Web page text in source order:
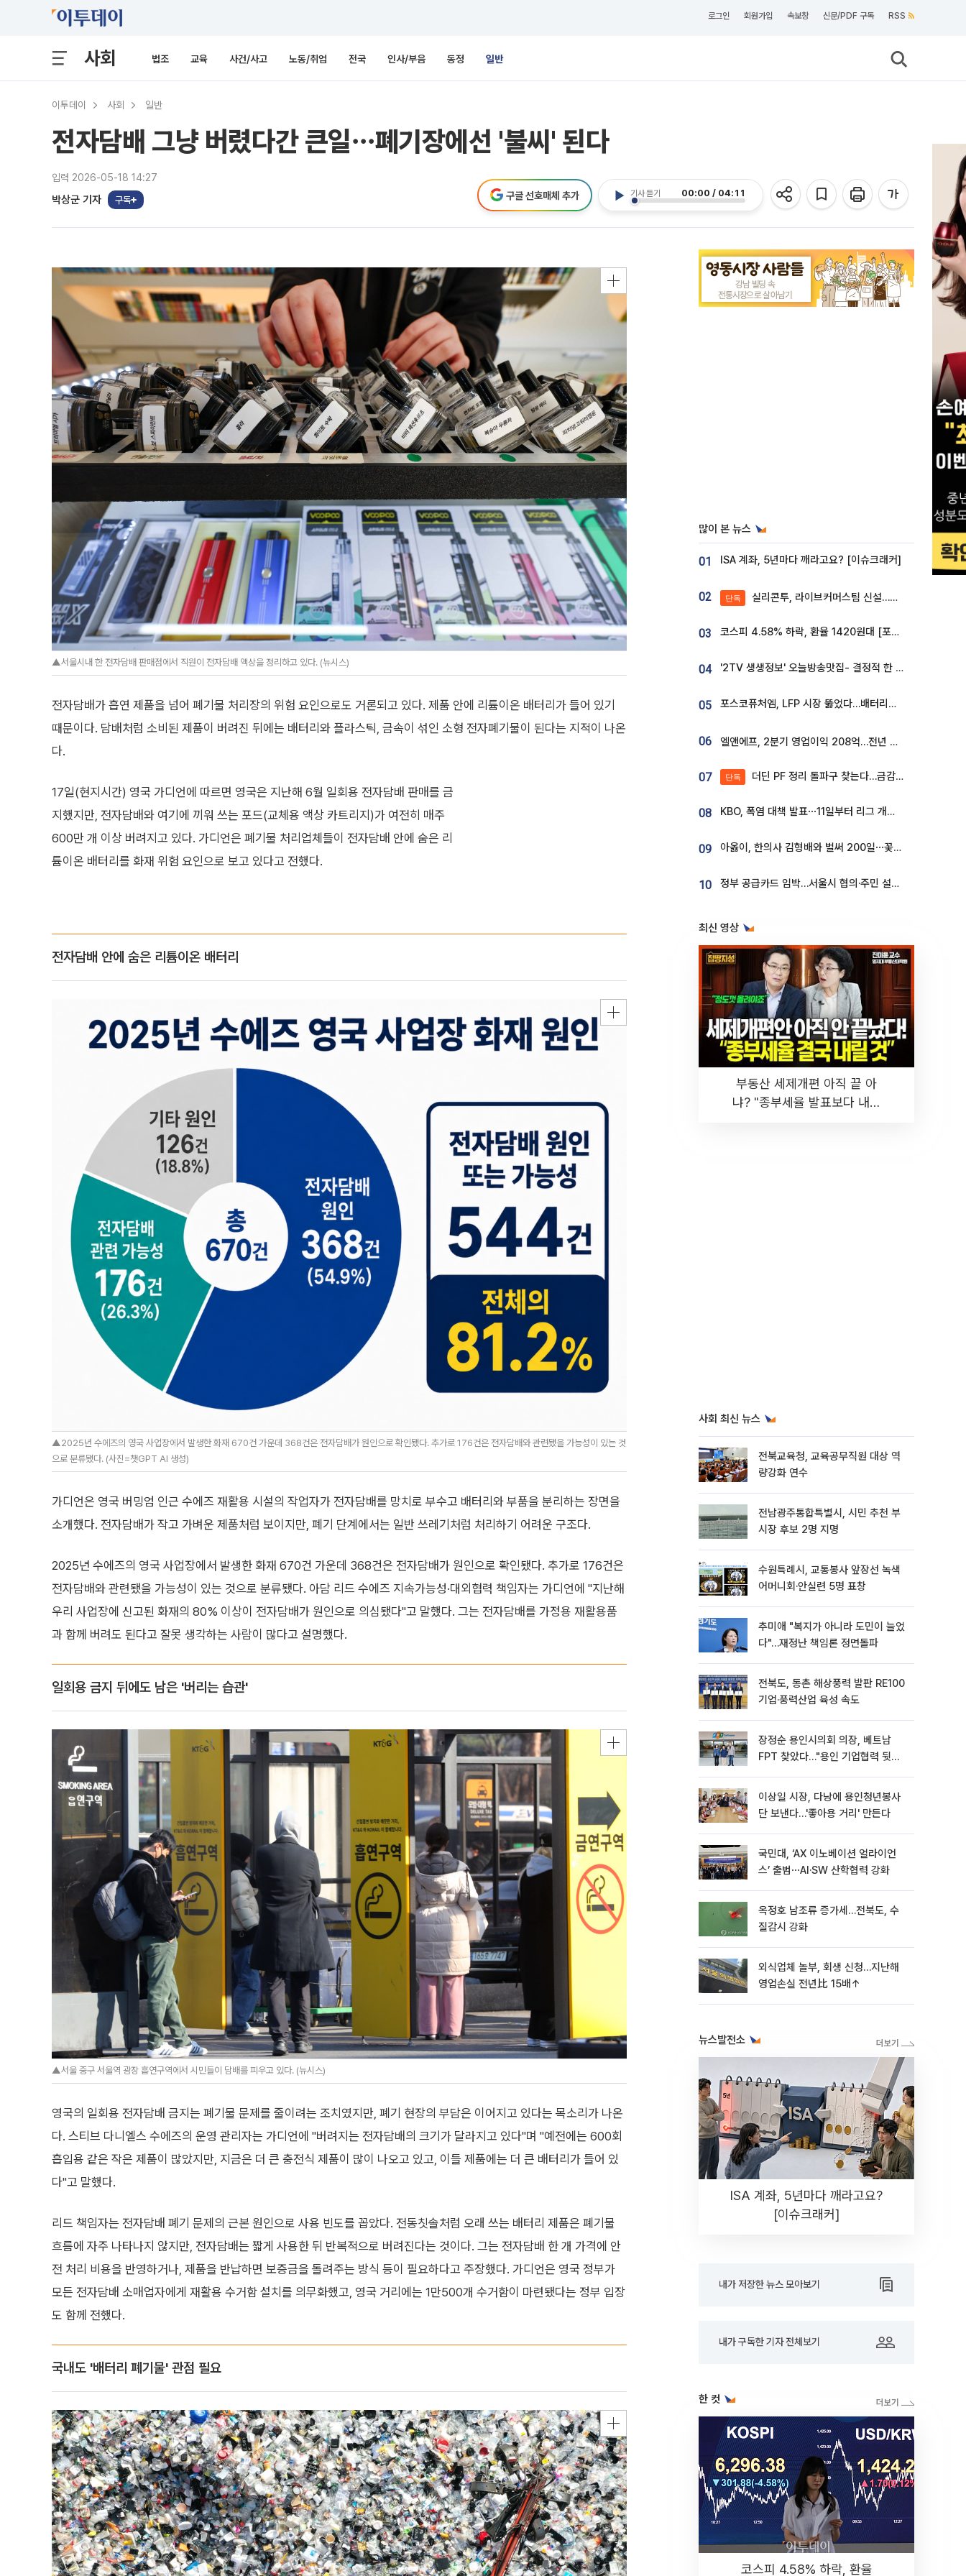
로그인 회원가입 속보창 신문/PDF 구독 RSS
사회 법조 교육 사건/사고 노동/취업 전국 인사/부음 동정 일반
이투데이 사회 일반
전자담배 그냥 버렸다간 큰일⋯폐기장에선 '불씨' 된다
입력 2026-05-18 14:27
박상군 기자 구독
기사 듣기 00:00 / 04:11
구글 선호매체 추가
▲서울시내 한 전자담배 판매점에서 직원이 전자담배 액상을 정리하고 있다. (뉴시스)
전자담배가 흡연 제품을 넘어 폐기물 처리장의 위험 요인으로도 거론되고 있다. 제품 안에 리튬이온 배터리가 들어 있기
때문이다. 담배처럼 소비된 제품이 버려진 뒤에는 배터리와 플라스틱, 금속이 섞인 소형 전자폐기물이 된다는 지적이 나온
다.
17일(현지시간) 영국 가디언에 따르면 영국은 지난해 6월 일회용 전자담배 판매를 금
지했지만, 전자담배와 여기에 끼워 쓰는 포드(교체용 액상 카트리지)가 여전히 매주
600만 개 이상 버려지고 있다. 가디언은 폐기물 처리업체들이 전자담배 안에 숨은 리
튬이온 배터리를 화재 위험 요인으로 보고 있다고 전했다.
전자담배 안에 숨은 리튬이온 배터리
▲2025년 수에즈의 영국 사업장에서 발생한 화재 670건 가운데 368건은 전자담배가 원인으로 확인됐다. 추가로 176건은 전자담배와 관련됐을 가능성이 있는 것
으로 분류됐다. (사진=챗GPT AI 생성)
가디언은 영국 버밍엄 인근 수에즈 재활용 시설의 작업자가 전자담배를 망치로 부수고 배터리와 부품을 분리하는 장면을
소개했다. 전자담배가 작고 가벼운 제품처럼 보이지만, 폐기 단계에서는 일반 쓰레기처럼 처리하기 어려운 구조다.
2025년 수에즈의 영국 사업장에서 발생한 화재 670건 가운데 368건은 전자담배가 원인으로 확인됐다. 추가로 176건은
전자담배와 관련됐을 가능성이 있는 것으로 분류됐다. 아담 리드 수에즈 지속가능성·대외협력 책임자는 가디언에 "지난해
우리 사업장에 신고된 화재의 80% 이상이 전자담배가 원인으로 의심됐다"고 말했다. 그는 전자담배를 가정용 재활용품
과 함께 버려도 된다고 잘못 생각하는 사람이 많다고 설명했다.
일회용 금지 뒤에도 남은 '버리는 습관'
▲서울 중구 서울역 광장 흡연구역에서 시민들이 담배를 피우고 있다. (뉴시스)
영국의 일회용 전자담배 금지는 폐기물 문제를 줄이려는 조치였지만, 폐기 현장의 부담은 이어지고 있다는 목소리가 나온
다. 스티브 다니엘스 수에즈의 운영 관리자는 가디언에 "버려지는 전자담배의 크기가 달라지고 있다"며 "예전에는 600회
흡입용 같은 작은 제품이 많았지만, 지금은 더 큰 충전식 제품이 많이 나오고 있고, 이들 제품에는 더 큰 배터리가 들어 있
다"고 말했다.
리드 책임자는 전자담배 폐기 문제의 근본 원인으로 사용 빈도를 꼽았다. 전동칫솔처럼 오래 쓰는 배터리 제품은 폐기물
흐름에 자주 나타나지 않지만, 전자담배는 짧게 사용한 뒤 반복적으로 버려진다는 것이다. 그는 전자담배 한 개 가격에 안
전 처리 비용을 반영하거나, 제품을 반납하면 보증금을 돌려주는 방식 등이 필요하다고 주장했다. 가디언은 영국 정부가
모든 전자담배 소매업자에게 재활용 수거함 설치를 의무화했고, 영국 거리에는 1만500개 수거함이 마련됐다는 정부 입장
도 함께 전했다.
국내도 '배터리 폐기물' 관점 필요
많이 본 뉴스
01 ISA 계좌, 5년마다 깨라고요? [이슈크래커]
02 단독 실리콘투, 라이브커머스팀 신설…K뷰티 ‘글로벌 판매망’ 확대[K뷰티 라방戰]
03 코스피 4.58% 하락, 환율 1420원대 [포토]
04 '2TV 생생정보' 오늘방송맛집- 결정적 한 수, 3종 메밀면! 메밀 소바 맛집 '의○○○○'
05 포스코퓨처엠, LFP 시장 뚫었다…배터리사와 대규모 장기 공급 합의
06 엘앤에프, 2분기 영업이익 208억…전년 比 흑자전환
07 단독 더딘 PF 정리 돌파구 찾는다…금감원, 1년 반 만에 매각설명회 재개
08 KBO, 폭염 대책 발표⋯11일부터 리그 개시ㆍ경기 오후 7시 시작
09 아옳이, 한의사 김형배와 벌써 200일⋯꽃다발 들고 "프러포즈 아냐"
10 정부 공급카드 임박…서울시 협의·주민 설득이 성패 가른다 [부동산 해법 전쟁]
최신 영상
부동산 세제개편 아직 끝 아
냐? "종부세율 발표보다 내릴
사회 최신 뉴스
전북교육청, 교육공무직원 대상 역
량강화 연수
전남광주통합특별시, 시민 추천 부
시장 후보 2명 지명
수원특례시, 교통봉사 앞장선 녹색
어머니회·안실련 5명 표창
추미애 "복지가 아니라 도민이 늘었
다"…재정난 책임론 정면돌파
전북도, 동촌 해상풍력 발판 RE100
기업·풍력산업 육성 속도
장정순 용인시의회 의장, 베트남
FPT 찾았다…"용인 기업협력 뒷받
이상일 시장, 다낭에 용인청년봉사
단 보낸다…'좋아용 거리' 만든다
국민대, ‘AX 이노베이션 얼라이언
스’ 출범⋯AI·SW 산학협력 강화
옥정호 남조류 증가세…전북도, 수
질감시 강화
외식업체 놀부, 회생 신청…지난해
영업손실 전년比 15배↑
뉴스발전소
ISA 계좌, 5년마다 깨라고요?
[이슈크래커]
내가 저장한 뉴스 모아보기
내가 구독한 기자 전체보기
한 컷
코스피 4.58% 하락, 환율